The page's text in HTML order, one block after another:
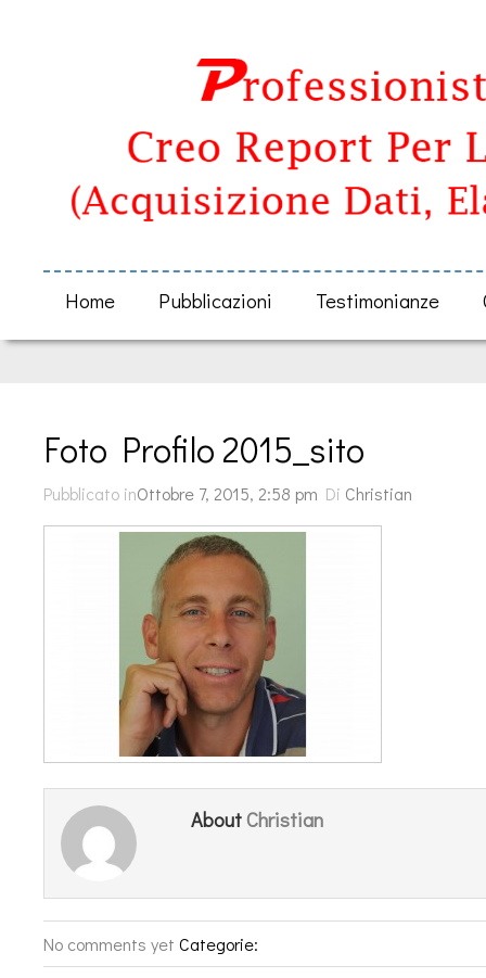
Home Pubblicazioni Testimonianze
Foto Profilo 2015_sito
Pubblicato inOttobre 7, 2015, 2:58 pm Di Christian
About Christian
No comments yet Categorie: